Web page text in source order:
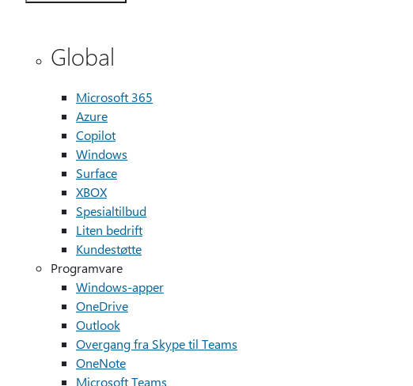
Global
Microsoft 365
Azure
Copilot
Windows
Surface
XBOX
Spesialtilbud
Liten bedrift
Kundestøtte
Programvare
Windows-apper
OneDrive
Outlook
Overgang fra Skype til Teams
OneNote
Microsoft Teams